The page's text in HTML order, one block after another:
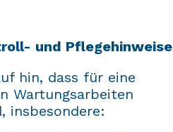
und Pflegehinweise
hin, dass für eine
Wartungsarbeiten
insbesondere: